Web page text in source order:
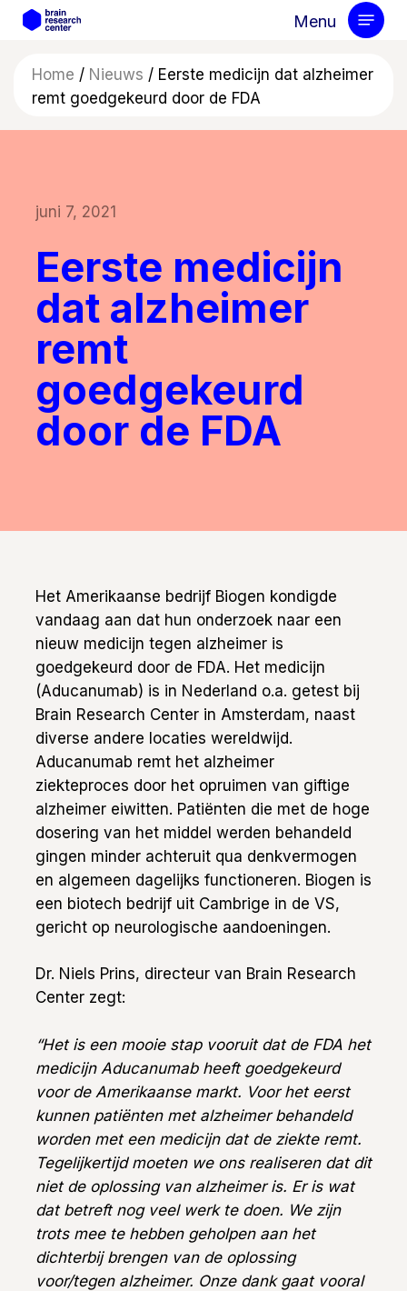
Skip
content
Menu
Home / Nieuws / Eerste medicijn dat alzheimer
remt goedgekeurd door de FDA
juni 7, 2021
Eerste medicijn
dat alzheimer
remt
goedgekeurd
door de FDA
Het Amerikaanse bedrijf Biogen kondigde
vandaag aan dat hun onderzoek naar een
nieuw medicijn tegen alzheimer is
goedgekeurd door de FDA. Het medicijn
(Aducanumab) is in Nederland o.a. getest bij
Brain Research Center in Amsterdam, naast
diverse andere locaties wereldwijd.
Aducanumab remt het alzheimer
ziekteproces door het opruimen van giftige
alzheimer eiwitten. Patiënten die met de hoge
dosering van het middel werden behandeld
gingen minder achteruit qua denkvermogen
en algemeen dagelijks functioneren. Biogen is
een biotech bedrijf uit Cambrige in de VS,
gericht op neurologische aandoeningen.
Dr. Niels Prins, directeur van Brain Research
Center zegt:
“Het is een mooie stap vooruit dat de FDA het
medicijn Aducanumab heeft goedgekeurd
voor de Amerikaanse markt. Voor het eerst
kunnen patiënten met alzheimer behandeld
worden met een medicijn dat de ziekte remt.
Tegelijkertijd moeten we ons realiseren dat dit
niet de oplossing van alzheimer is. Er is wat
dat betreft nog veel werk te doen. We zijn
trots mee te hebben geholpen aan het
dichterbij brengen van de oplossing
voor/tegen alzheimer. Onze dank gaat vooral